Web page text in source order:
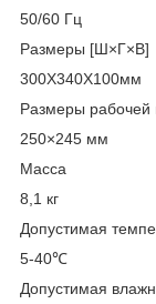
50/60 Гц
Размеры [Ш×Г×В]
300X340X100мм
Размеры
250×245 мм
Масса
8,1 кг
Допустимая
5-40℃
Допустимая